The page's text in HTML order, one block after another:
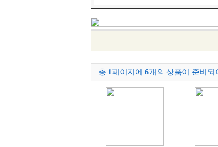
총 1페이지에 6개의 상품이 준비되